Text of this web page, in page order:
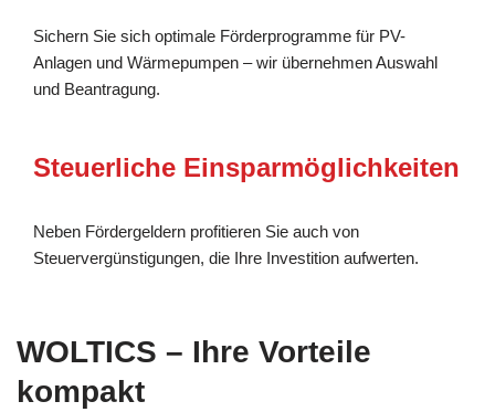
Sichern Sie sich optimale Förderprogramme für PV-
Anlagen und Wärmepumpen – wir übernehmen Auswahl
und Beantragung.
Steuerliche Einsparmöglichkeiten
Neben Fördergeldern profitieren Sie auch von
Steuervergünstigungen, die Ihre Investition aufwerten.
WOLTICS – Ihre Vorteile
kompakt